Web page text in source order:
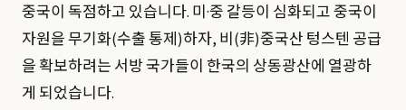
중국이 독점하고 있습니다. 미·중 갈등이 심화되고 중국이
자원을 무기화(수출 통제)하자, 비(非)중국산 텅스텐 공급
을 확보하려는 서방 국가들이 한국의 상동광산에 열광하
게 되었습니다.